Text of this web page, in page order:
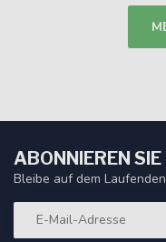
ABONNIEREN
Bleibe auf dem